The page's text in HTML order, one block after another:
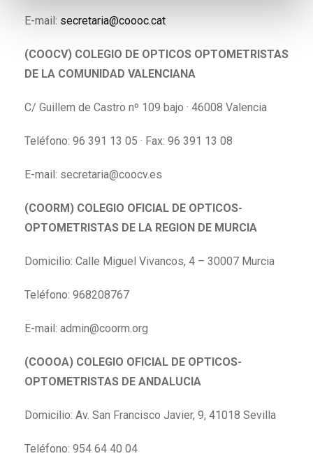
E-mail: secretaria@coooc.cat
(COOCV) COLEGIO DE OPTICOS OPTOMETRISTAS
DE LA COMUNIDAD VALENCIANA
C/ Guillem de Castro nº 109 bajo · 46008 Valencia
Teléfono: 96 391 13 05 · Fax: 96 391 13 08
E-mail: secretaria@coocv.es
(COORM) COLEGIO OFICIAL DE OPTICOS-
OPTOMETRISTAS DE LA REGION DE MURCIA
Domicilio: Calle Miguel Vivancos, 4 – 30007 Murcia
Teléfono: 968208767
E-mail: admin@coorm.org
(COOOA) COLEGIO OFICIAL DE OPTICOS-
OPTOMETRISTAS DE ANDALUCIA
Domicilio: Av. San Francisco Javier, 9, 41018 Sevilla
Teléfono: 954 64 40 04